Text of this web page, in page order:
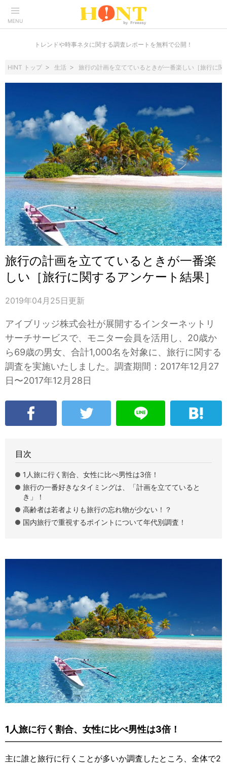
MENU
トレンドや時事ネタに関する調査レポートを無料で公開！
HINT トップ 生活 旅行の計画を立てているときが一番楽しい［旅行に関
旅行の計画を立てているときが一番楽
しい［旅行に関するアンケート結果］
2019年04月25日 更新
アイブリッジ株式会社が展開するインターネットリ
サーチサービスで、モニター会員を活用し、20歳か
ら69歳の男女、合計1,000名を対象に、旅行に関する
調査を実施いたしました。調査期間：2017年12月27
日〜2017年12月28日
目次
1人旅に行く割合、女性に比べ男性は3倍！
旅行の一番好きなタイミングは、「計画を立てていると
き」！
高齢者は若者よりも旅行の忘れ物が少ない！？
国内旅行で重視するポイントについて年代別調査！
1人旅に行く割合、女性に比べ男性は3倍！
主に誰と旅行に行くことが多いか調査したところ、全体で2